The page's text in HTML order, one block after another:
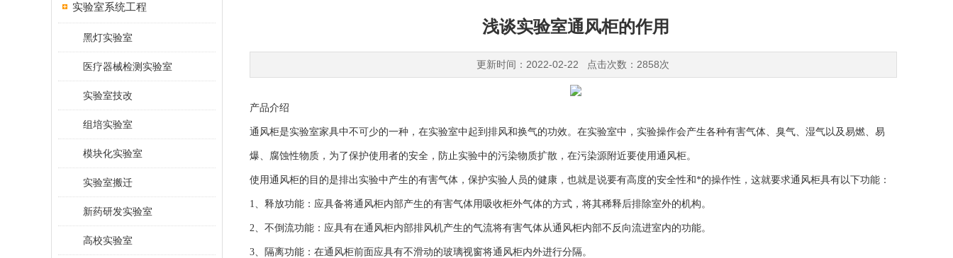
实验室系统工程
黑灯实验室
医疗器械检测实验室
实验室技改
组培实验室
模块化实验室
实验室搬迁
新药研发实验室
高校实验室
浅谈实验室通风柜的作用
更新时间：2022-02-22 点击次数：2858次
产品介绍
通风柜是实验室家具中不可少的一种，在实验室中起到排风和换气的功效。在实验室中，实验操作会产生各种有害气体、臭气、湿气以及易燃、易
爆、腐蚀性物质，为了保护使用者的安全，防止实验中的污染物质扩散，在污染源附近要使用通风柜。
使用通风柜的目的是排出实验中产生的有害气体，保护实验人员的健康，也就是说要有高度的安全性和*的操作性，这就要求通风柜具有以下功能：
1、释放功能：应具备将通风柜内部产生的有害气体用吸收柜外气体的方式，将其稀释后排除室外的机构。
2、不倒流功能：应具有在通风柜内部排风机产生的气流将有害气体从通风柜内部不反向流进室内的功能。
3、隔离功能：在通风柜前面应具有不滑动的玻璃视窗将通风柜内外进行分隔。